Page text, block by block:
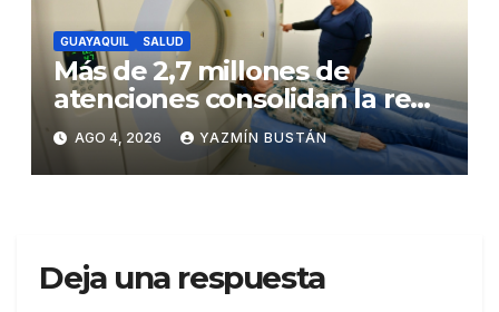
GUAYAQUIL SALUD
Más de 2,7 millones de
atenciones consolidan la red
municipal de salud
AGO 4, 2026 YAZMÍN BUSTÁN
Deja una respuesta